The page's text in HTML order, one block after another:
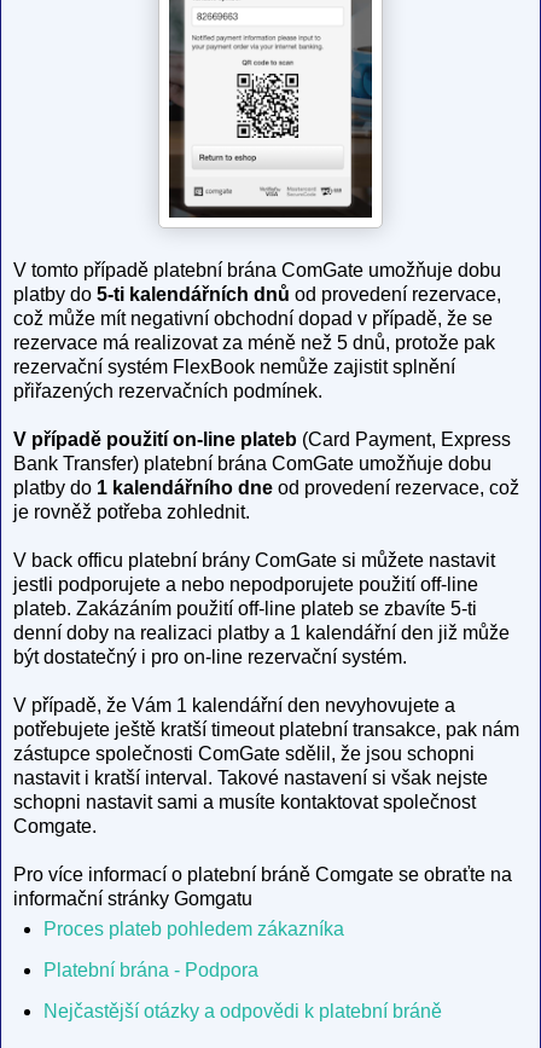
V tomto případě platební brána ComGate umožňuje dobu
platby do 5-ti kalendářních dnů od provedení rezervace,
což může mít negativní obchodní dopad v případě, že se
rezervace má realizovat za méně než 5 dnů, protože pak
rezervační systém FlexBook nemůže zajistit splnění
přiřazených rezervačních podmínek.
V případě použití on-line plateb (Card Payment, Express
Bank Transfer) platební brána ComGate umožňuje dobu
platby do 1 kalendářního dne od provedení rezervace, což
je rovněž potřeba zohlednit.
V back officu platební brány ComGate si můžete nastavit
jestli podporujete a nebo nepodporujete použití off-line
plateb. Zakázáním použití off-line plateb se zbavíte 5-ti
denní doby na realizaci platby a 1 kalendářní den již může
být dostatečný i pro on-line rezervační systém.
V případě, že Vám 1 kalendářní den nevyhovujete a
potřebujete ještě kratší timeout platební transakce, pak nám
zástupce společnosti ComGate sdělil, že jsou schopni
nastavit i kratší interval. Takové nastavení si však nejste
schopni nastavit sami a musíte kontaktovat společnost
Comgate.
Pro více informací o platební bráně Comgate se obraťte na
informační stránky Gomgatu
Proces plateb pohledem zákazníka
Platební brána - Podpora
Nejčastější otázky a odpovědi k platební bráně